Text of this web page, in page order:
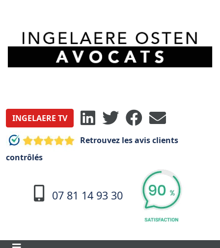
INGELAERE TV
Retrouvez les avis clients
contrôlés
07 81 14 93 30